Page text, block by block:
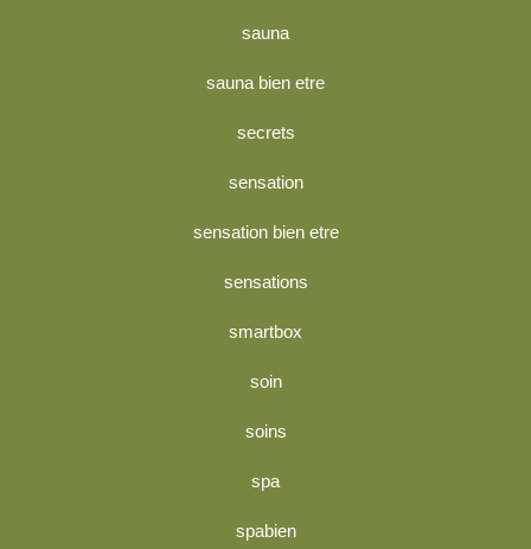
sauna
sauna bien etre
secrets
sensation
sensation bien etre
sensations
smartbox
soin
soins
spa
spabien